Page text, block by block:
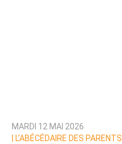
MARDI 12 MAI 2026
L’ABÉCÉDAIRE DES PARENTS